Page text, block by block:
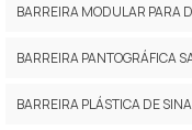
BARREIRA MODULAR PARA
BARREIRA PANTOGRÁFICA
BARREIRA PLÁSTICA DE